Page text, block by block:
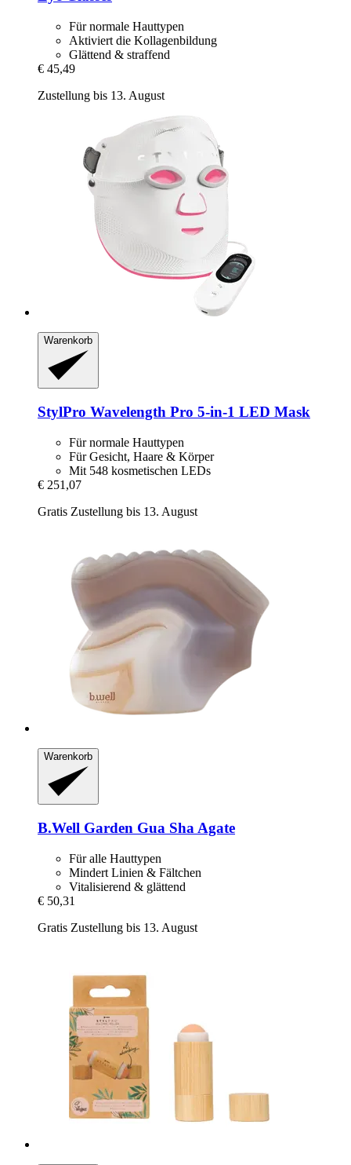
Für normale Hauttypen
Aktiviert die Kollagenbildung
Glättend & straffend
€ 45,49
Zustellung bis 13. August
Warenkorb
StylPro Wavelength Pro 5-​in-​1 LED Mask
Für normale Hauttypen
Für Gesicht, Haare & Körper
Mit 548 kosmetischen LEDs
€ 251,07
Gratis Zustellung bis 13. August
Warenkorb
B.Well Garden Gua Sha Agate
Für alle Hauttypen
Mindert Linien & Fältchen
Vitalisierend & glättend
€ 50,31
Gratis Zustellung bis 13. August